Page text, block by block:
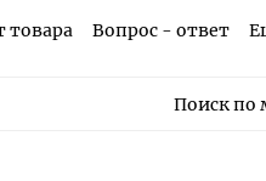
товара Вопрос - ответ
Поиск по